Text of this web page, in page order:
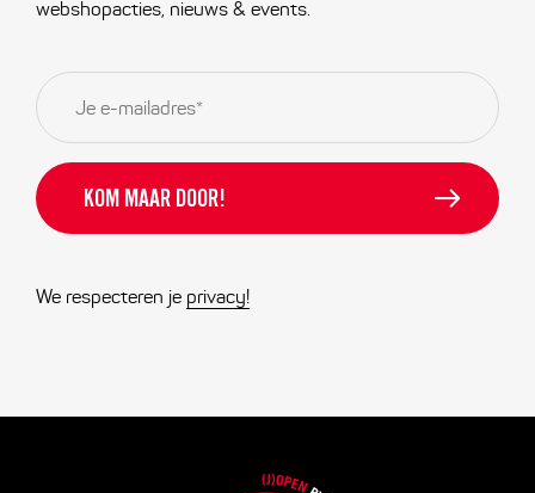
webshopacties, nieuws & events.
E-
mailadres *
We respecteren je privacy!